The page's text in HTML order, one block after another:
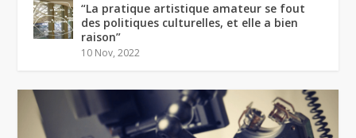
“La pratique artistique amateur se fout
des politiques culturelles, et elle a bien
raison”
10 Nov, 2022